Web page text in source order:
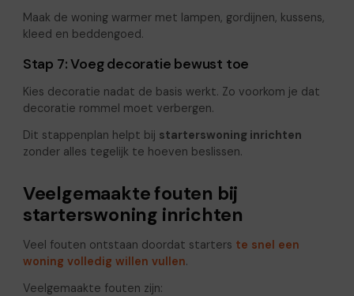
Maak de woning warmer met lampen, gordijnen, kussens,
kleed en beddengoed.
Stap 7: Voeg decoratie bewust toe
Kies decoratie nadat de basis werkt. Zo voorkom je dat
decoratie rommel moet verbergen.
Dit stappenplan helpt bij starterswoning inrichten
zonder alles tegelijk te hoeven beslissen.
Veelgemaakte fouten bij
starterswoning inrichten
Veel fouten ontstaan doordat starters te snel een
woning volledig willen vullen.
Veelgemaakte fouten zijn: